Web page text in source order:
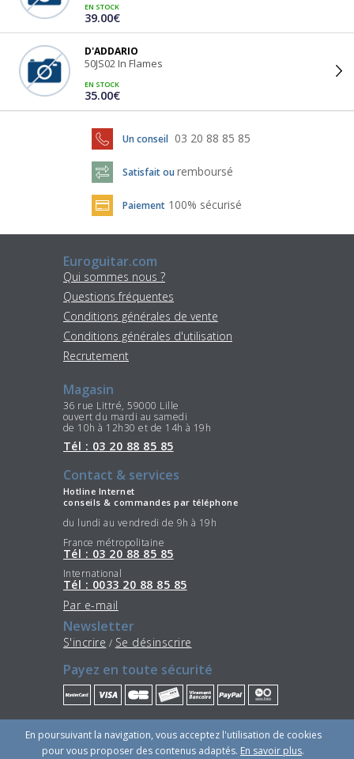
EN STOCK
39.00€
D'ADDARIO
50JS02 In Flames
EN STOCK
35.00€
Un conseil 03 20 88 85 85
Satisfait ou remboursé
Paiement 100% sécurisé
Euroguitar.com
Qui sommes nous ?
Questions fréquentes
Conditions générales de vente
Conditions générales d'utilisation
Recrutement
Magasin
36 rue Littré, 59000 Lille
ouvert du mardi au samedi
de 10h à 12h30 et de 14h à 19h
Tél : 03 20 88 85 85
Contact & services
Hotline Internet
conseils & commandes par téléphone
du lundi au vendredi de 9h à 19h
France métropolitaine
Tél : 03 20 88 85 85
International
Tél : 0033 20 88 85 85
Par e-mail
Newsletter
S'incrire / Se désinscrire
Payez en toute sécurité
Restez connectés
En poursuivant la navigation, vous acceptez l'utilisation de cookies
pour vous proposer des contenus adaptés. En savoir plus.